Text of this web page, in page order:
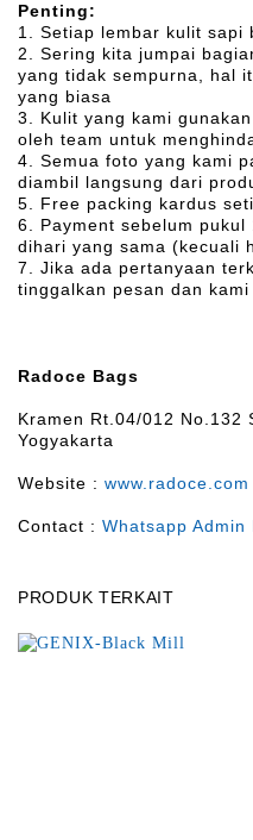
Penting:
1. Setiap lembar kulit sapi
2. Sering kita jumpai
yang tidak sempurna, hal
yang biasa
3. Kulit yang kami
oleh team untuk
4. Semua foto yang kami
diambil langsung dari
5. Free packing kardus
6. Payment sebelum
dihari yang sama (kecuali
7. Jika ada pertanyaan
tinggalkan pesan dan
Radoce Bags
Kramen Rt.04/012 No.132
Yogyakarta
Website : www.radoce.com
Contact : Whatsapp Admin
PRODUK TERKAIT